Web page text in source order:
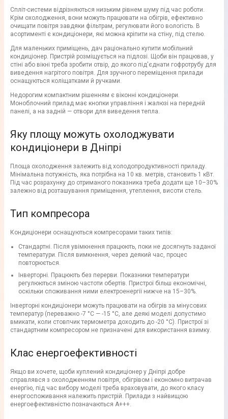
Спліт-системи відрізняються низьким рівнем шуму під час роботи.
Крім охолодження, вони можуть працювати на обігрів, ефективно
очищати повітря завдяки фільтрам, регулювати його вологість. В
асортименті є кондиціонери, які можна кріпити на стіну, під стелю.
Для маленьких приміщень, дач раціонально купити мобільний
кондиціонер. Пристрій розміщується на підлозі. Щоби він працював, у
стіні або вікні треба зробити отвір, до якого під'єднати гофротрубу для
виведення нагрітого повітря. Для зручного переміщення прилади
оснащуються коліщатками й ручками.
Недорогим компактним рішенням є віконні кондиціонери.
Моноблочний прилад має кнопки управління і жалюзі на передній
панелі, а на задній — отвори для виведення тепла.
Яку площу можуть охолоджувати
кондиціонери в Дніпрі
Площа охолодження залежить від холодопродуктивності приладу.
Мінімальна потужність, яка потрібна на 10 кв. метрів, становить 1 кВт.
Під час розрахунку до отриманого показника треба додати ще 10–30%
залежно від розташування приміщення, утеплення, висоти стель.
Тип компресора
Кондиціонери оснащуються компресорами таких типів:
Стандартні. Після увімкнення працюють, поки не досягнуть заданої
температури. Після вимкнення, через деякий час, процес
повторюється.
Інверторні. Працюють без перерви. Показники температури
регулюються зміною частоти обертів. Пристрої більш економічні,
оскільки споживання ними електроенергії нижче на 15–30%.
Інверторні кондиціонери можуть працювати на обігрів за мінусових
температур (переважно -7 °C — -15 °C, але деякі моделі допустимо
вмикати, коли стовпчик термометра доходить до -20 °C). Пристрої зі
стандартним компресором не призначені для використання взимку.
Клас енергоефективності
Якщо ви хочете, щоби куплений кондиціонер у Дніпрі добре
справлявся з охолодженням повітря, обігрівом і економно витрачав
енергію, під час вибору моделі треба враховувати, до якого класу
енергоспоживання належить пристрій. Прилади з найвищою
енергоефективністю позначаються A+++.